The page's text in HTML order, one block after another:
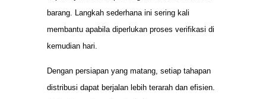
barang. Langkah sederhana ini sering kali
membantu apabila diperlukan proses verifikasi di
kemudian hari.
Dengan persiapan yang matang, setiap tahapan
distribusi dapat berjalan lebih terarah dan efisien.